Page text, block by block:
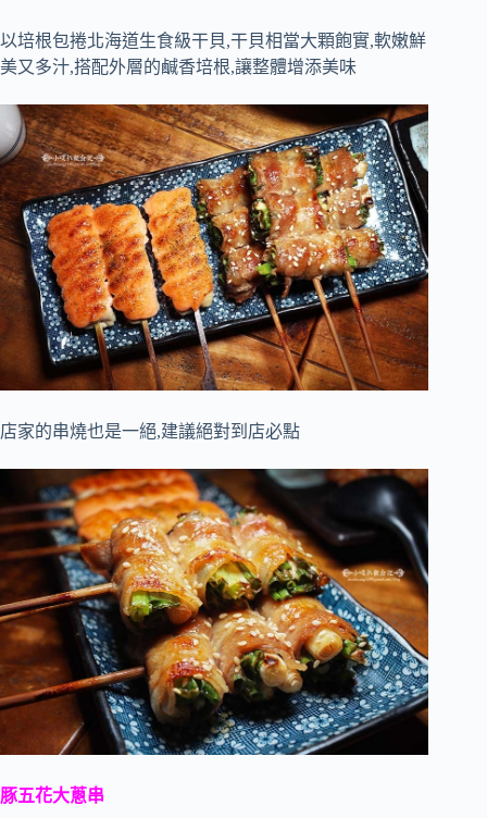
以培根包捲北海道生食級干貝,干貝相當大顆飽實,軟嫩鮮
美又多汁,搭配外層的鹹香培根,讓整體增添美味
店家的串燒也是一絕,建議絕對到店必點
豚五花大蔥串